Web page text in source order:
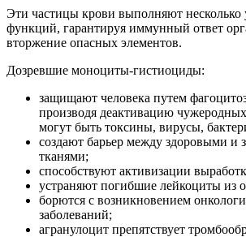
Эти частицы крови выполняют несколько
функций, гарантируя иммунный ответ
вторжение опасных элементов.
Дозревшие моноциты-гистиоциды:
защищают человека путем
производя деактивацию
могут быть токсины, вирусы,
создают барьер между здоровыми и
тканями;
способствуют активизации
устраняют погибшие лейкоциты из
борются с возникновением
заболеваний;
агранулоцит препятствует